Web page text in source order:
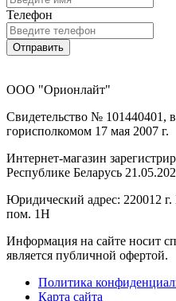
Телефон
Отправить
ООО "Орионлайт"
Свидетельство № 101440401,
горисполкомом 17 мая 2007 г.
Интернет-магазин
Республике Беларусь
Юридический адрес: 220012
пом. 1Н
Информация на сайте носит
является публичной офертой.
Политика
Карта сайта